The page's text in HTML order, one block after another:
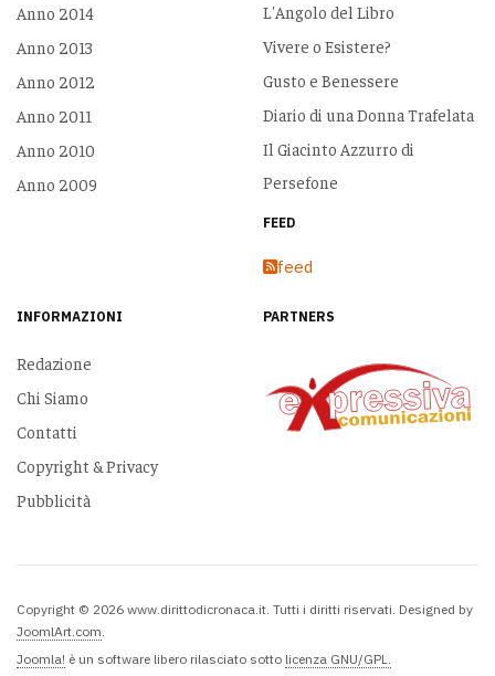
Anno 2014
Anno 2013
Anno 2012
Anno 2011
Anno 2010
Anno 2009
L'Angolo del Libro
Vivere o Esistere?
Gusto e Benessere
Diario di una Donna Trafelata
Il Giacinto Azzurro di
Persefone
FEED
feed
INFORMAZIONI
Redazione
Chi Siamo
Contatti
Copyright & Privacy
Pubblicità
PARTNERS
Copyright © 2026 www.dirittodicronaca.it. Tutti i diritti riservati. Designed by
JoomlArt.com.
Joomla! è un software libero rilasciato sotto licenza GNU/GPL.